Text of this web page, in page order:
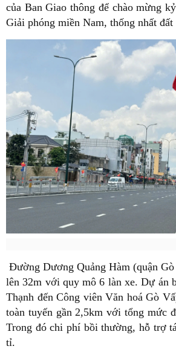
của Ban Giao thông để chào mừng
Giải phóng miền Nam, thống nhất đất
Đường Dương Quảng Hàm (quận
lên 32m với quy mô 6 làn xe. Dự án
Thạnh đến Công viên Văn hoá Gò
toàn tuyến gần 2,5km với tổng mức
Trong đó chi phí bồi thường, hỗ trợ
tỉ.